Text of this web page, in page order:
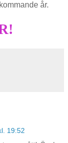
år.
19:52